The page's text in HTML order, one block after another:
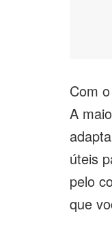
Com
A
úteis
pelo
que